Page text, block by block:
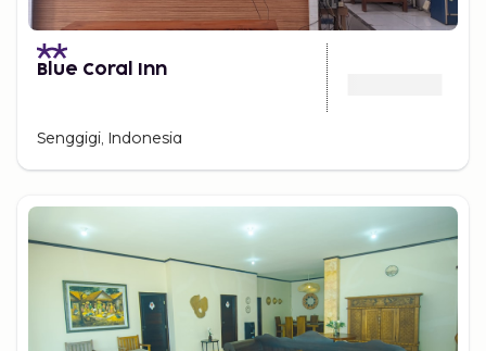
Blue Coral Inn
Senggigi, Indonesia